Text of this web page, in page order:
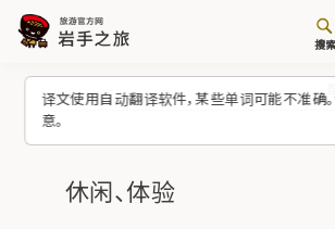
译文使用自动翻译软件，某些单词可能不准确
意。
搜索
休闲、体验